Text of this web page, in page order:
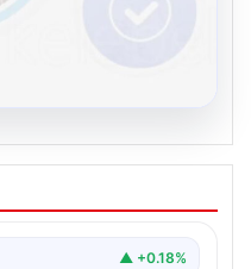
içi İletişimin
Deneyimi
etmektedir. Halen…
▲ +0.18%